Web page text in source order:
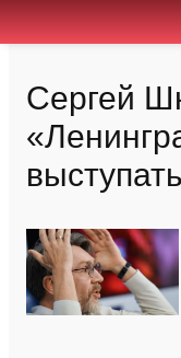
Сергей